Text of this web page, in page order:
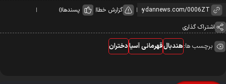
گزارش خطا پسندها0
اشتراک گذاری
برچسب ها:هندبالقهرمانی آسیادختران